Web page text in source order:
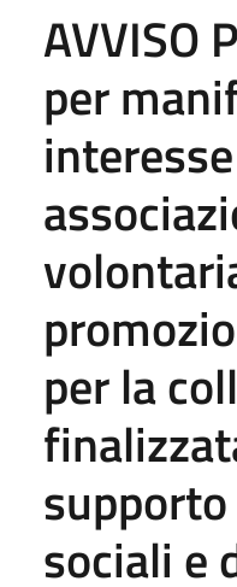
AVVISO
per
per la
sociali e